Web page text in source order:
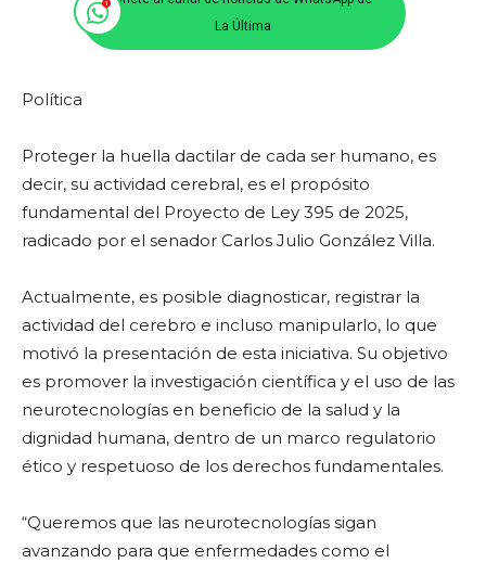
La Última
Política
Proteger la huella dactilar de cada ser humano, es
decir, su actividad cerebral, es el propósito
fundamental del Proyecto de Ley 395 de 2025,
radicado por el senador Carlos Julio González Villa.
Actualmente, es posible diagnosticar, registrar la
actividad del cerebro e incluso manipularlo, lo que
motivó la presentación de esta iniciativa. Su objetivo
es promover la investigación científica y el uso de las
neurotecnologías en beneficio de la salud y la
dignidad humana, dentro de un marco regulatorio
ético y respetuoso de los derechos fundamentales.
“Queremos que las neurotecnologías sigan
avanzando para que enfermedades como el